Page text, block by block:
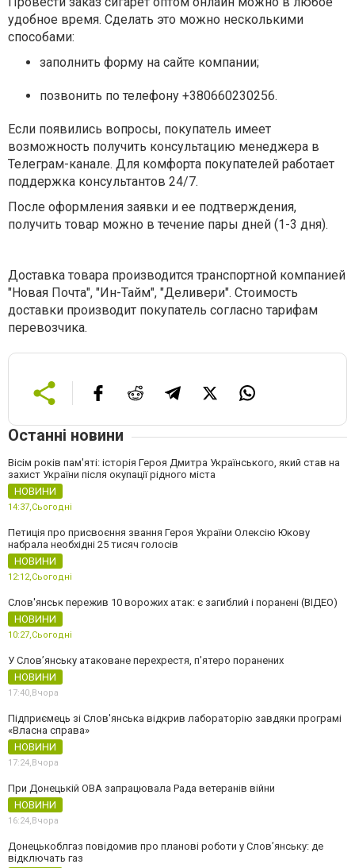
удобное время. Сделать это можно несколькими
способами:
заполнить форму на сайте компании;
позвонить по телефону +380660230256.
Если появились вопросы, покупатель имеет
возможность получить консультацию менеджера в
Телеграм-канале. Для комфорта покупателей работает
поддержка консультантов 24/7.
После оформления заявки и ее подтверждения,
получить товар можно в течение пары дней (1-3 дня).
Доставка товара производится транспортной компанией
"Новая Почта", "Ин-Тайм", "Деливери". Стоимость
доставки производит покупатель согласно тарифам
перевозчика.
Останні новини
Вісім років пам'яті: історія Героя Дмитра Українського, який став на
захист України після окупації рідного міста
НОВИНИ
14:37,Сьогодні
Петиція про присвоєння звання Героя України Олексію Юкову
набрала необхідні 25 тисяч голосів
НОВИНИ
12:12,Сьогодні
Слов'янськ пережив 10 ворожих атак: є загиблий і поранені (ВІДЕО)
НОВИНИ
10:27,Сьогодні
У Слов’янську атаковане перехрестя, п'ятеро поранених
НОВИНИ
17:40, Вчора
Підприємець зі Слов'янська відкрив лабораторію завдяки програмі
«Власна справа»
НОВИНИ
17:24, Вчора
При Донецькій ОВА запрацювала Рада ветеранів війни
НОВИНИ
16:24, Вчора
Донецькоблгаз повідомив про планові роботи у Слов’янську: де
відключать газ